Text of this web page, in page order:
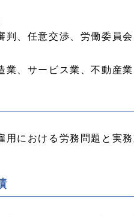
判、任意交渉、労働委員
業、サービス業、不動産
用における労務問題と実